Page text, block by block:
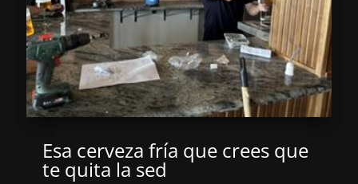
Esa cerveza fría que crees que
te quita la sed